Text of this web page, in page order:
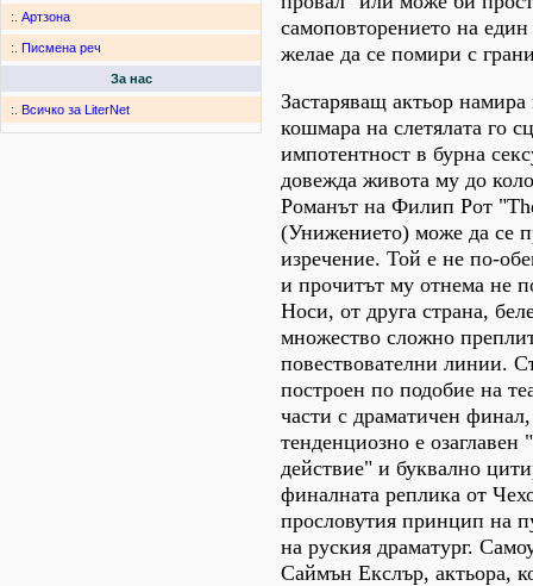
:. Артзона
:. Писмена реч
За нас
:. Всичко за LiterNet
самоповторението на
желае да се помири с
Застаряващ актьор
кошмара на слетялата го
импотентност в бурна
довежда живота му до
Романът на Филип Рот
(Унижението) може да се
изречение. Той е не по-
и прочитът му отнема не
Носи, от друга страна,
множество сложно
повествователни линии.
построен по подобие на
части с драматичен
тенденциозно е озаглавен
действие" и буквално
финалната реплика от
прословутия принцип на
на руския драматург.
Саймън Екслър, актьора,